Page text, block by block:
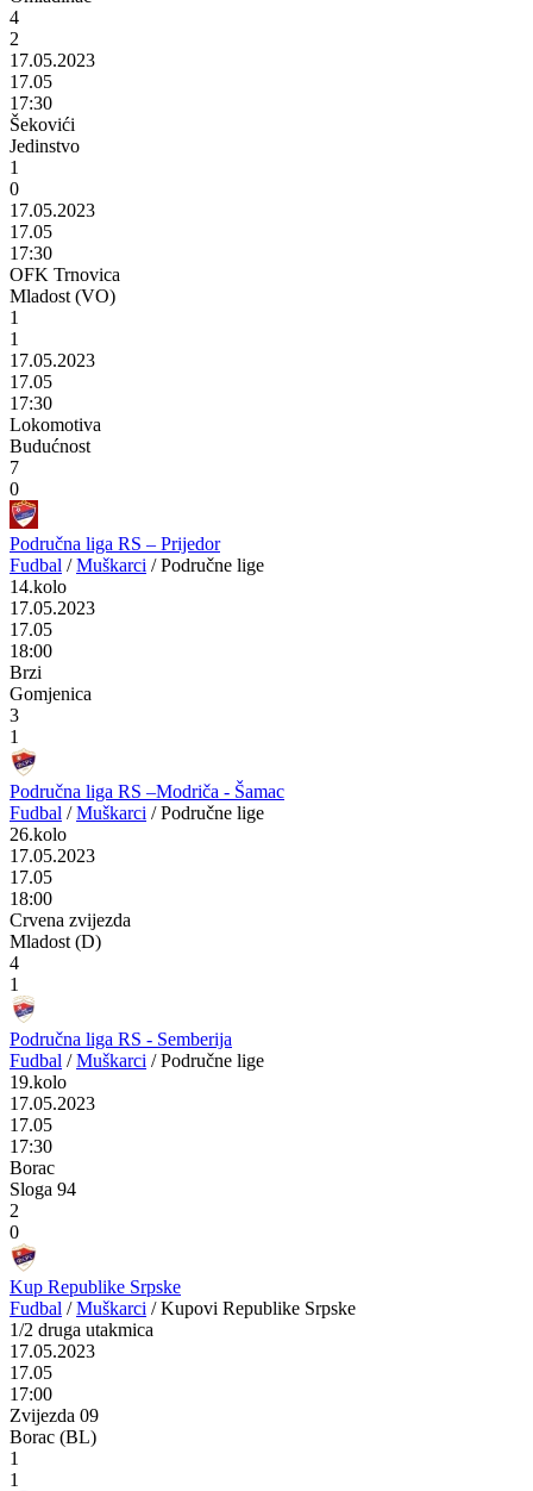
4
2
17.05.2023
17.05
17:30
Šekovići
Jedinstvo
1
0
17.05.2023
17.05
17:30
OFK Trnovica
Mladost (VO)
1
1
17.05.2023
17.05
17:30
Lokomotiva
Budućnost
7
0
Područna liga RS – Prijedor
Fudbal / Muškarci / Područne lige
14.kolo
17.05.2023
17.05
18:00
Brzi
Gomjenica
3
1
Područna liga RS –Modriča - Šamac
Fudbal / Muškarci / Područne lige
26.kolo
17.05.2023
17.05
18:00
Crvena zvijezda
Mladost (D)
4
1
Područna liga RS - Semberija
Fudbal / Muškarci / Područne lige
19.kolo
17.05.2023
17.05
17:30
Borac
Sloga 94
2
0
Kup Republike Srpske
Fudbal / Muškarci / Kupovi Republike Srpske
1/2 druga utakmica
17.05.2023
17.05
17:00
Zvijezda 09
Borac (BL)
1
1